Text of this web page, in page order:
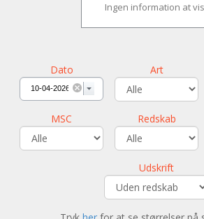
Ingen information at
Dato Art
MSC Redskab
Udskrift